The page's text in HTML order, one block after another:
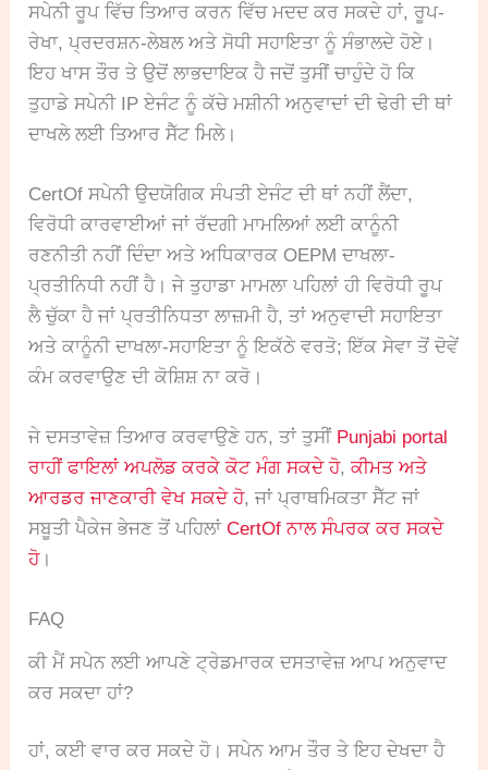
ਸਪੇਨੀ ਰੂਪ ਵਿੱਚ ਤਿਆਰ ਕਰਨ ਵਿੱਚ ਮਦਦ ਕਰ ਸਕਦੇ ਹਾਂ, ਰੂਪ-
ਰੇਖਾ, ਪ੍ਰਦਰਸ਼ਨ-ਲੇਬਲ ਅਤੇ ਸੋਧੀ ਸਹਾਇਤਾ ਨੂੰ ਸੰਭਾਲਦੇ ਹੋਏ।
ਇਹ ਖਾਸ ਤੌਰ ਤੇ ਉਦੋਂ ਲਾਭਦਾਇਕ ਹੈ ਜਦੋਂ ਤੁਸੀਂ ਚਾਹੁੰਦੇ ਹੋ ਕਿ
ਤੁਹਾਡੇ ਸਪੇਨੀ IP ਏਜੰਟ ਨੂੰ ਕੱਚੇ ਮਸ਼ੀਨੀ ਅਨੁਵਾਦਾਂ ਦੀ ਢੇਰੀ ਦੀ ਥਾਂ
ਦਾਖਲੇ ਲਈ ਤਿਆਰ ਸੈੱਟ ਮਿਲੇ।
CertOf ਸਪੇਨੀ ਉਦਯੋਗਿਕ ਸੰਪਤੀ ਏਜੰਟ ਦੀ ਥਾਂ ਨਹੀਂ ਲੈਂਦਾ,
ਵਿਰੋਧੀ ਕਾਰਵਾਈਆਂ ਜਾਂ ਰੱਦਗੀ ਮਾਮਲਿਆਂ ਲਈ ਕਾਨੂੰਨੀ
ਰਣਨੀਤੀ ਨਹੀਂ ਦਿੰਦਾ ਅਤੇ ਅਧਿਕਾਰਕ OEPM ਦਾਖਲਾ-
ਪ੍ਰਤੀਨਿਧੀ ਨਹੀਂ ਹੈ। ਜੇ ਤੁਹਾਡਾ ਮਾਮਲਾ ਪਹਿਲਾਂ ਹੀ ਵਿਰੋਧੀ ਰੂਪ
ਲੈ ਚੁੱਕਾ ਹੈ ਜਾਂ ਪ੍ਰਤੀਨਿਧਤਾ ਲਾਜ਼ਮੀ ਹੈ, ਤਾਂ ਅਨੁਵਾਦੀ ਸਹਾਇਤਾ
ਅਤੇ ਕਾਨੂੰਨੀ ਦਾਖਲਾ-ਸਹਾਇਤਾ ਨੂੰ ਇਕੱਠੇ ਵਰਤੋ; ਇੱਕ ਸੇਵਾ ਤੋਂ ਦੋਵੇਂ
ਕੰਮ ਕਰਵਾਉਣ ਦੀ ਕੋਸ਼ਿਸ਼ ਨਾ ਕਰੋ।
ਜੇ ਦਸਤਾਵੇਜ਼ ਤਿਆਰ ਕਰਵਾਉਣੇ ਹਨ, ਤਾਂ ਤੁਸੀਂ Punjabi portal
ਰਾਹੀਂ ਫਾਇਲਾਂ ਅਪਲੋਡ ਕਰਕੇ ਕੋਟ ਮੰਗ ਸਕਦੇ ਹੋ,ਕੀਮਤ ਅਤੇ
ਆਰਡਰ ਜਾਣਕਾਰੀ ਵੇਖ ਸਕਦੇ ਹੋ, ਜਾਂ ਪ੍ਰਾਥਮਿਕਤਾ ਸੈੱਟ ਜਾਂ
ਸਬੂਤੀ ਪੈਕੇਜ ਭੇਜਣ ਤੋਂ ਪਹਿਲਾਂCertOf ਨਾਲ ਸੰਪਰਕ ਕਰ ਸਕਦੇ
ਹੋ।
FAQ
ਕੀ ਮੈਂ ਸਪੇਨ ਲਈ ਆਪਣੇ ਟ੍ਰੇਡਮਾਰਕ ਦਸਤਾਵੇਜ਼ ਆਪ ਅਨੁਵਾਦ
ਕਰ ਸਕਦਾ ਹਾਂ?
ਹਾਂ, ਕਈ ਵਾਰ ਕਰ ਸਕਦੇ ਹੋ। ਸਪੇਨ ਆਮ ਤੌਰ ਤੇ ਇਹ ਦੇਖਦਾ ਹੈ